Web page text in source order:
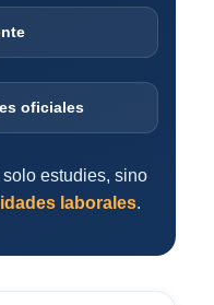
oficiales
estudies, sino
laborales.